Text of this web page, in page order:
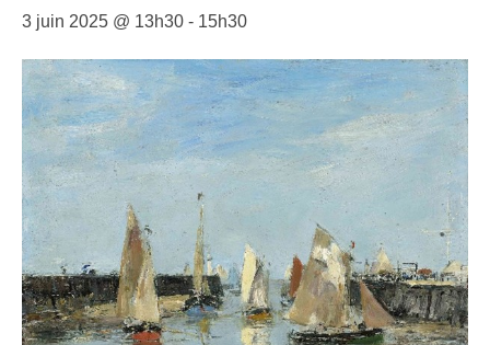
3 juin 2025 @ 13h30 - 15h30